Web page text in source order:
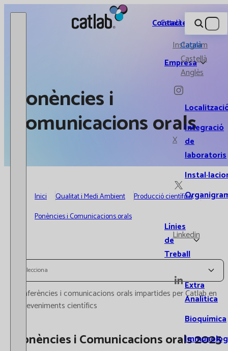
Catlab.
Empresa
Integració
de
laboratoris
Línies
de
Treball
Extra
Analítica
Bioquímica
Contacte
Instagram
X
Linkedin
Català
Català
Castellà
Anglès
Ponències i
Comunicacions orals
Inici Qualitat i Medi Ambient
Producció científica
Ponències i Comunicacions orals
Selecciona
Conferències i comunicacions orals impartides per Catlab en
esdeveniments científics
Ponències i Comunicacions orals 2025